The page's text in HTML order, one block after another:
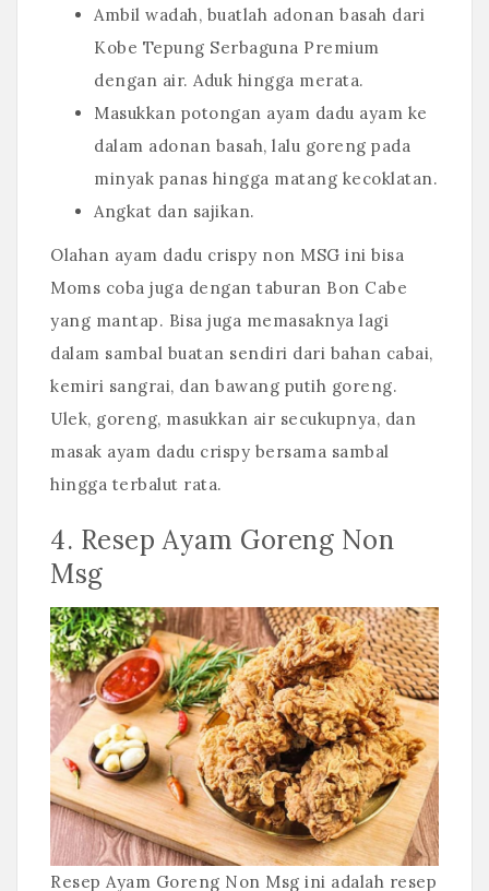
Ambil wadah, buatlah adonan basah dari
Kobe Tepung Serbaguna Premium
dengan air. Aduk hingga merata.
Masukkan potongan ayam dadu ayam ke
dalam adonan basah, lalu goreng pada
minyak panas hingga matang kecoklatan.
Angkat dan sajikan.
Olahan ayam dadu crispy non MSG ini bisa
Moms coba juga dengan taburan Bon Cabe
yang mantap. Bisa juga memasaknya lagi
dalam sambal buatan sendiri dari bahan cabai,
kemiri sangrai, dan bawang putih goreng.
Ulek, goreng, masukkan air secukupnya, dan
masak ayam dadu crispy bersama sambal
hingga terbalut rata.
4. Resep Ayam Goreng Non
Msg
Resep Ayam Goreng Non Msg ini adalah resep